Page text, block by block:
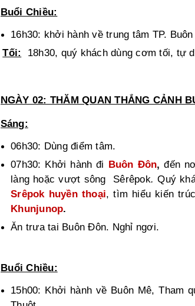
Buổi Chiều:
16h30: khởi hành về trung tâm TP.
Tối:
18h30, quý khách dùng cơm tối, tự
NGÀY 02: THĂM QUAN THẮNG CẢNH
Sáng:
06h30: Dùng điểm tâm.
07h30: Khởi hành đi Buôn Đôn,đến
làng hoặc vượt sông Sêrêpok. Quý
Srêpok huyền thoại, tìm hiểu kiến trúc
Khunjunop.
Ăn trưa tai Buôn Đôn. Nghỉ ngơi.
Buổi Chiều:
15h00: Khởi hành về Buôn Mê, Tham